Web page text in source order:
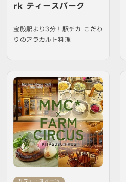
rk ティースパーク
宝殿駅より3分！駅チカ こだわ
りのアラカルト料理